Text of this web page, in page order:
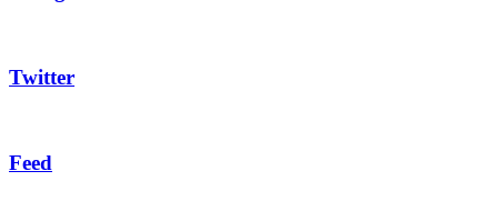
Twitter
Feed